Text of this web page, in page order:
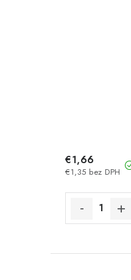
€1,35 bez DPH
€1,66